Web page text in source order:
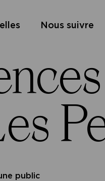
Nous suivre
public